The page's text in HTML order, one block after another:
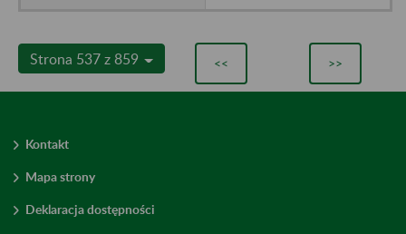
Strona 537 z 859 << >>
Kontakt
Mapa strony
Deklaracja dostępności